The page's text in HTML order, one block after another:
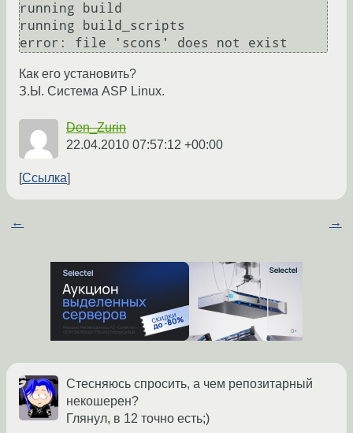
running build
running build_scripts
error: file 'scons' does not exist
Как его установить?
З.Ы. Система ASP Linux.
Den_Zurin
22.04.2010 07:57:12 +00:00
Ссылка
← →
Стесняюсь спросить, а чем репозитарный
некошерен?
Глянул, в 12 точно есть;)